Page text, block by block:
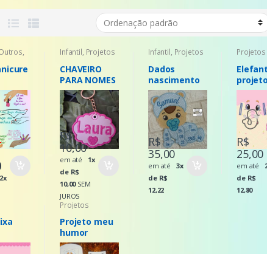
,
2x
Infantil, Projetos
CHAVEIRO
PARA NOMES
R$
10,00
em até 1x
de R$
10,00SEM
JUROS
Infantil, Projetos
Dados
nascimento
Bebe
R$
35,00
em até 3x
de R$
12,22
Projetos
toalha
R$
25,00
em até
de R$
12,80
Projetos
Projeto meu
humor